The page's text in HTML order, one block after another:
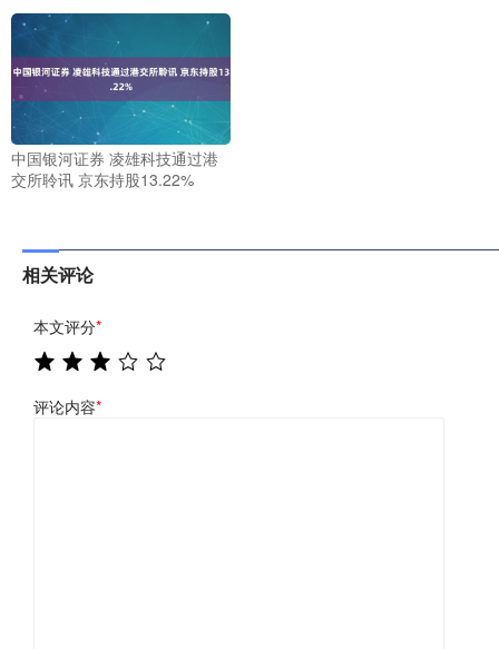
中国银河证券 凌雄科技通过港
交所聆讯 京东持股13.22%
相关评论
本文评分*
评论内容*